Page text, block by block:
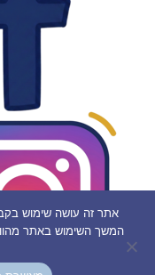
המשך השימוש באתר